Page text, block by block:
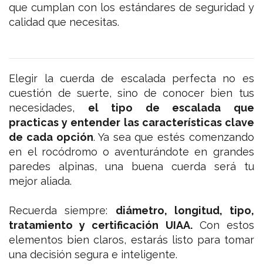
que cumplan con los estándares de seguridad y
calidad que necesitas.
Elegir la cuerda de escalada perfecta no es
cuestión de suerte, sino de conocer bien tus
necesidades, el tipo de escalada que
practicas y entender las características clave
de cada opción. Ya sea que estés comenzando
en el rocódromo o aventurándote en grandes
paredes alpinas, una buena cuerda será tu
mejor aliada.
Recuerda siempre: diámetro, longitud, tipo,
tratamiento y certificación UIAA.Con estos
elementos bien claros, estarás listo para tomar
una decisión segura e inteligente.